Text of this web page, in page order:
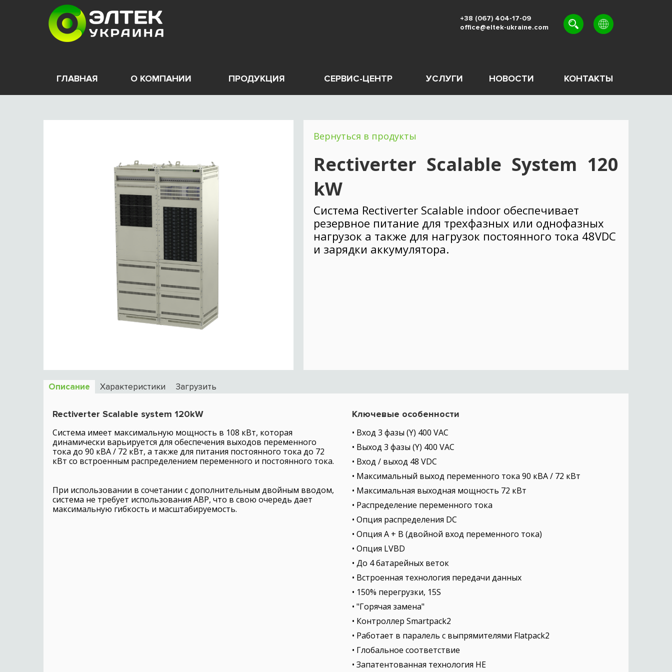
+38 (067) 404-17-09
office@eltek-ukraine.com
ГЛАВНАЯ О КОМПАНИИ ПРОДУКЦИЯ СЕРВИС-ЦЕНТР УСЛУГИ НОВОСТИ КОНТАКТЫ
Вернуться в продукты
Rectiverter Scalable System 120
kW
Cистема Rectiverter Scalable indoor обеспечивает
резервное питание для трехфазных или однофазных
нагрузок а также для нагрузок постоянного тока 48VDC
и зарядки аккумулятора.
Описание Характеристики Загрузить
Rectiverter Scalable system 120kW
Система имеет максимальную мощность в 108 кВт, которая
динамически варьируется для обеспечения выходов переменного
тока до 90 кВА / 72 кВт, а также для питания постоянного тока до 72
кВт со встроенным распределением переменного и постоянного тока.
При использовании в сочетании с дополнительным двойным вводом,
система не требует использования АВР, что в свою очередь дает
максимальную гибкость и масштабируемость.
Ключевые особенности
• Вход 3 фазы (Y) 400 VAC
• Выход 3 фазы (Y) 400 VAC
• Вход / выход 48 VDC
• Максимальный выход переменного тока 90 кВА / 72 кВт
• Максимальная выходная мощность 72 кВт
• Распределение переменного тока
• Опция распределения DC
• Опция A + B (двойной вход переменного тока)
• Опция LVBD
• До 4 батарейных веток
• Встроенная технология передачи данных
• 150% перегрузки, 15S
• "Горячая замена"
• Контроллер Smartpack2
• Работает в паралель с выпрямителями Flatpack2
• Глобальное соответствие
• Запатентованная технология HE